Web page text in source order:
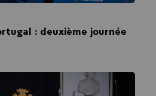
: deuxième journée